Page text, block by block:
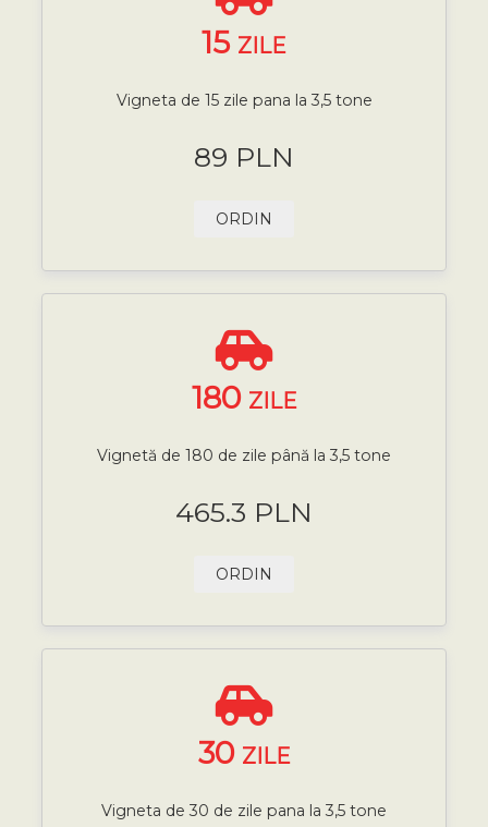
15 ZILE
Vigneta de 15 zile pana la 3,5 tone
89 PLN
ORDIN
180 ZILE
Vignetă de 180 de zile până la 3,5 tone
465.3 PLN
ORDIN
30 ZILE
Vigneta de 30 de zile pana la 3,5 tone